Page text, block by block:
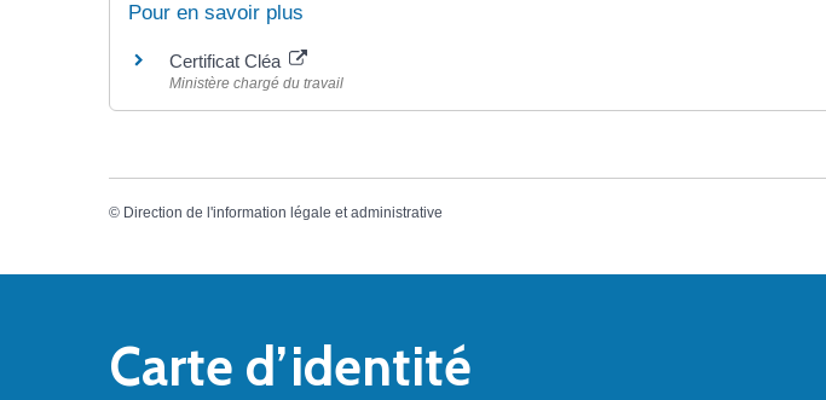
Pour en savoir plus
Certificat Cléa
Ministère chargé du travail
© Direction de l'information légale et administrative
Carte d’identité